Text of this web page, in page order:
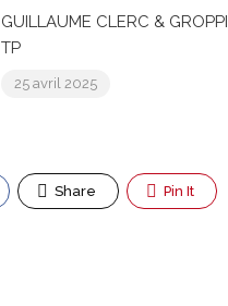
GUILLAUME CLERC & GROPPI
TP
25 avril 2025
Share Pin It